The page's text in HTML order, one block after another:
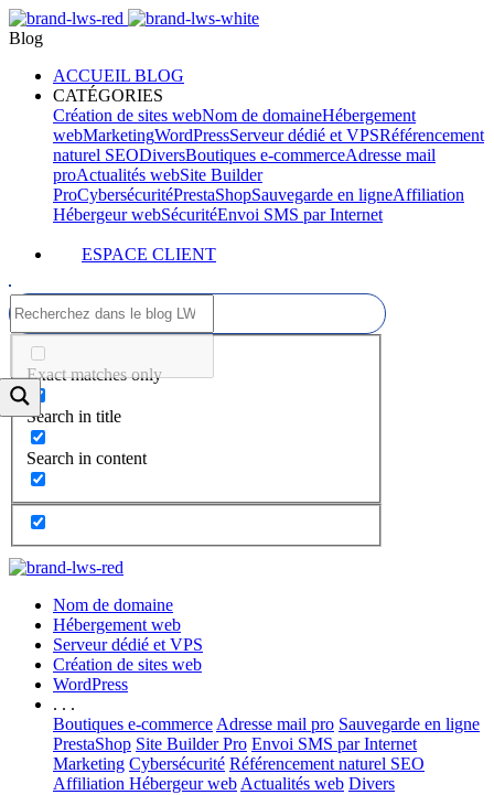
Blog
ACCUEIL BLOG
CATÉGORIES
Création de sites webNom de domaineHébergement
webMarketingWordPressServeur dédié et VPSRéférencement
naturel SEODiversBoutiques e-commerceAdresse mail
proActualités webSite Builder
ProCybersécuritéPrestaShopSauvegarde en ligneAffiliation
Hébergeur webSécuritéEnvoi SMS par Internet
ESPACE CLIENT
Exact matches only
Search in title
Search in content
Nom de domaine
Hébergement web
Serveur dédié et VPS
Création de sites web
WordPress
. . .
Boutiques e-commerce Adresse mail pro Sauvegarde en ligne
PrestaShop Site Builder Pro Envoi SMS par Internet
Marketing Cybersécurité Référencement naturel SEO
Affiliation Hébergeur web Actualités web Divers